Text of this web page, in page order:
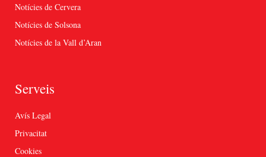
Notícies de Cervera
Notícies de Solsona
Notícies de la Vall d’Aran
Serveis
Avís Legal
Privacitat
Cookies